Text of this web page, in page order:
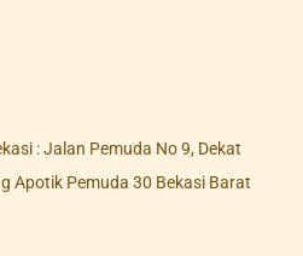
: Jalan Pemuda No 9, Dekat
Apotik Pemuda 30 Bekasi Barat